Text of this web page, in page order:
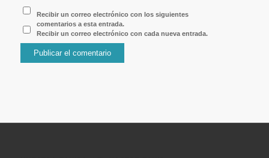
Recibir un correo electrónico con los siguientes
comentarios a esta entrada.
Recibir un correo electrónico con cada nueva entrada.